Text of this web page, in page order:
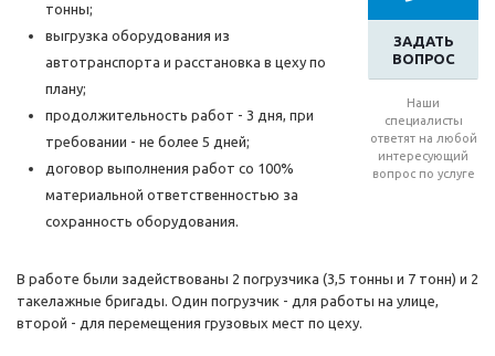
ЗАДАТЬ
ВОПРОС
Наши
специалисты
ответят на любой
интересующий
вопрос по услуге
тонны;
выгрузка оборудования из
автотранспорта и расстановка в цеху по
плану;
продолжительность работ - 3 дня, при
требовании - не более 5 дней;
договор выполнения работ со 100%
материальной ответственностью за
сохранность оборудования.
В работе были задействованы 2 погрузчика (3,5 тонны и 7 тонн) и 2
такелажные бригады. Один погрузчик - для работы на улице,
второй - для перемещения грузовых мест по цеху.